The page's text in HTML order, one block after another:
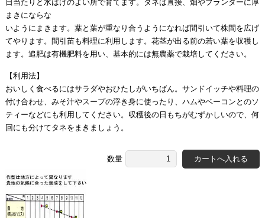
日当たりと水はけのよい所で育てます。タネは直接、畑やプランターに厚
まきにならな
いようにまきます。葉と葉が重なり合うようになれば間引いて株間を広げ
てやります。間引苗も料理に利用します。花茎が出る前の若い葉を収穫し
ます。追肥は有機肥料を用い、基本的には無農薬で栽培してください。
【利用法】
おいしく食べるにはサラダやおひたしがいちばん。サンドイッチや料理の
付け合わせ、みそ汁やスープの浮き身に使ったり、ハムやベーコンとのソ
ティーなどにも利用してください。収穫後の日もちがむずかしいので、何
回にも分けてタネをまきましょう。
数量